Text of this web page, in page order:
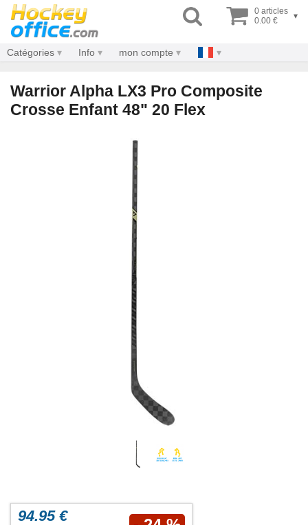
0 articles
0.00 €
▾
Catégories Info mon compte
Warrior Alpha LX3 Pro Composite
Crosse Enfant 48" 20 Flex
94.95 €